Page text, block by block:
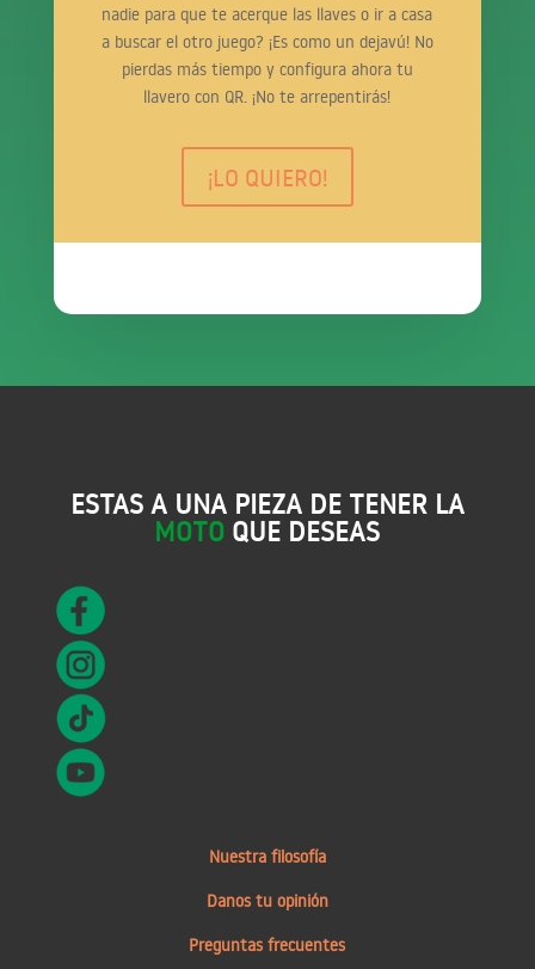
nadie para que te acerque las llaves o ir a casa
a buscar el otro juego? ¡Es como un dejavú! No
pierdas más tiempo y configura ahora tu
llavero con QR. ¡No te arrepentirás!
¡LO QUIERO!
ESTAS A UNA PIEZA DE TENER LA
MOTO QUE DESEAS
Nuestra filosofía
Danos tu opinión
Preguntas frecuentes